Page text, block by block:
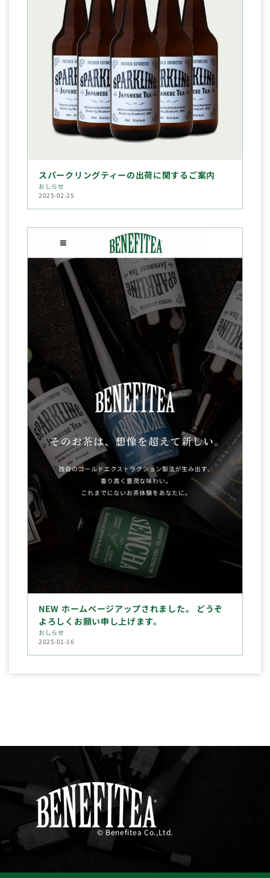
スパークリングティーの出荷に関するご案内
おしらせ
2025-02-25
NEW ホームページアップされました。 どうぞ
よろしくお願い申し上げます。
おしらせ
2025-01-16
© Benefitea Co.,Ltd.